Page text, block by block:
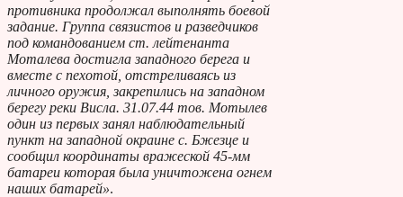
противника продолжал выполнять боевой
задание. Группа связистов и разведчиков
под командованием ст. лейтенанта
Моталева достигла западного берега и
вместе с пехотой, отстреливаясь из
личного оружия, закрепились на западном
берегу реки Висла. 31.07.44 тов. Мотылев
один из первых занял наблюдательный
пункт на западной окраине с. Бжезце и
сообщил координаты вражеской 45-мм
батареи которая была уничтожена огнем
наших батарей».